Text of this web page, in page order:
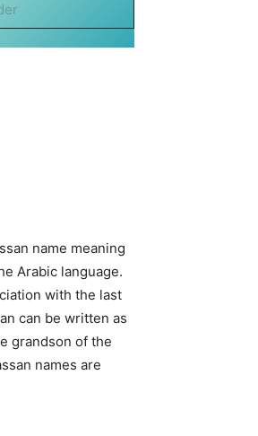
name meaning
Arabic language.
with the last
can be written as
grandson of the
names are